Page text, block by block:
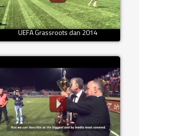
UEFA Grassroots dan 2014